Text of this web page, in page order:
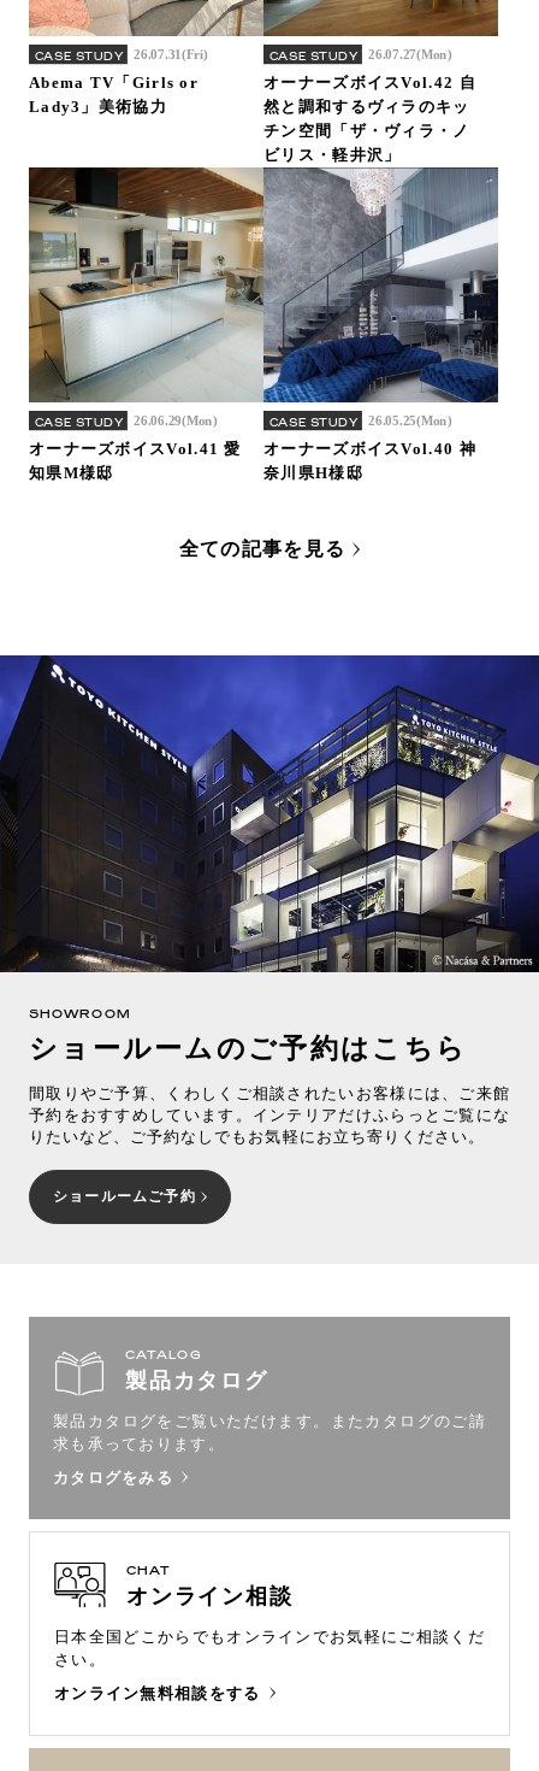
CASE STUDY 26.07.31(Fri)
Abema TV「Girls or
Lady3」美術協力
CASE STUDY 26.07.27(Mon)
オーナーズボイスVol.42 自
然と調和するヴィラのキッ
チン空間「ザ・ヴィラ・ノ
ビリス・軽井沢」
CASE STUDY 26.06.29(Mon)
オーナーズボイスVol.41 愛
知県M様邸
CASE STUDY 26.05.25(Mon)
オーナーズボイスVol.40 神
奈川県H様邸
全ての記事を見る
SHOWROOM
ショールームのご予約はこちら
間取りやご予算、くわしくご相談されたいお客様には、ご来館
予約をおすすめしています。インテリアだけふらっとご覧にな
りたいなど、ご予約なしでもお気軽にお立ち寄りください。
ショールームご予約
CATALOG
製品カタログ
製品カタログをご覧いただけます。
またカタログのご請
求も承っております。
カタログをみる
CHAT
オンライン相談
日本全国どこからでもオンラインでお気軽にご相談くだ
さい。
オンライン無料相談をする